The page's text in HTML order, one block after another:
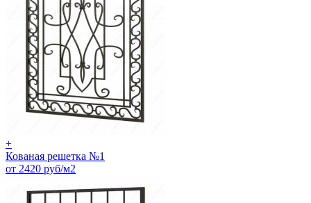
+
Кованая решетка №1
от 2420 руб/м2